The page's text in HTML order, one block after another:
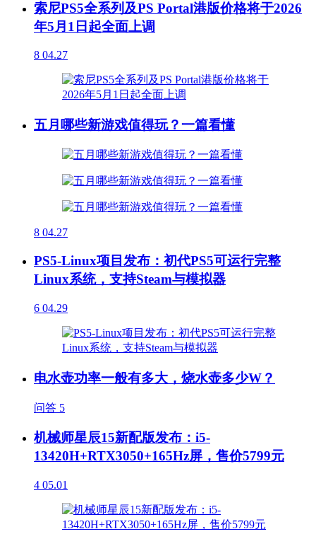
索尼PS5全系列及PS Portal港版价格将于2026
年5月1日起全面上调
8 04.27
五月哪些新游戏值得玩？一篇看懂
8 04.27
PS5-Linux项目发布：初代PS5可运行完整
Linux系统，支持Steam与模拟器
6 04.29
电水壶功率一般有多大，烧水壶多少W？
问答 5
机械师星辰15新配版发布：i5-
13420H+RTX3050+165Hz屏，售价5799元
4 05.01